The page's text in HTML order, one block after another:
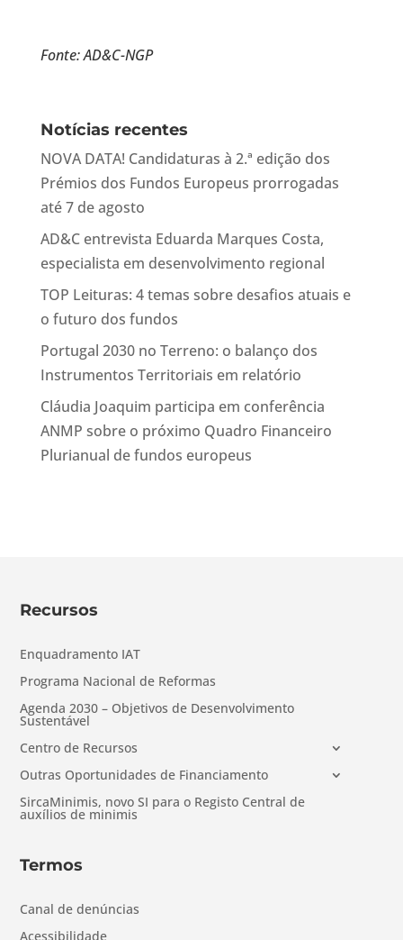
Fonte: AD&C-NGP
Notícias recentes
NOVA DATA! Candidaturas à 2.ª edição dos
Prémios dos Fundos Europeus prorrogadas
até 7 de agosto
AD&C entrevista Eduarda Marques Costa,
especialista em desenvolvimento regional
TOP Leituras: 4 temas sobre desafios atuais e
o futuro dos fundos
Portugal 2030 no Terreno: o balanço dos
Instrumentos Territoriais em relatório
Cláudia Joaquim participa em conferência
ANMP sobre o próximo Quadro Financeiro
Plurianual de fundos europeus
Recursos
Enquadramento IAT
Programa Nacional de Reformas
Agenda 2030 – Objetivos de Desenvolvimento
Sustentável
Centro de Recursos
Outras Oportunidades de Financiamento
SircaMinimis, novo SI para o Registo Central de
auxílios de minimis
Termos
Canal de denúncias
Acessibilidade